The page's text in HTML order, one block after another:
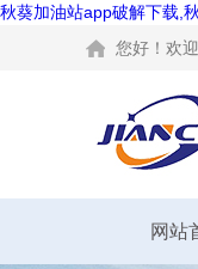
秋葵加油站app破解下载,
您好！
网站